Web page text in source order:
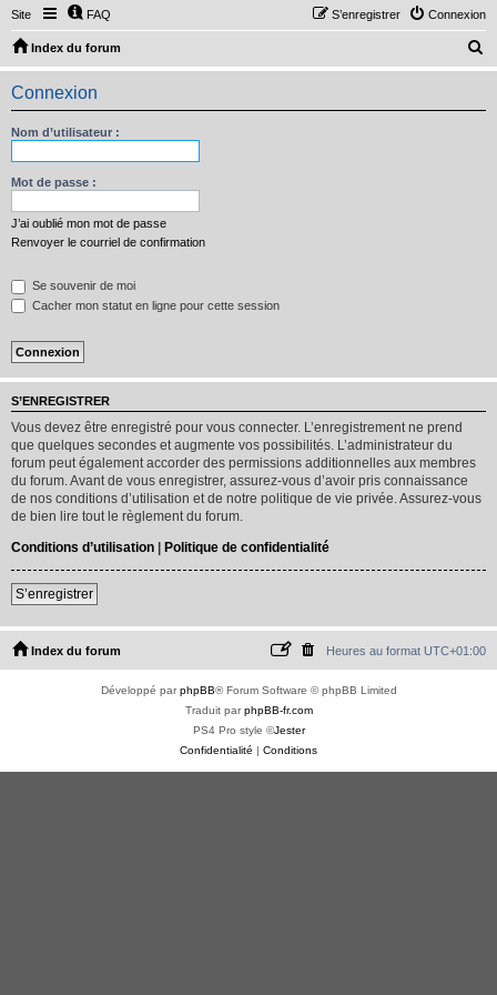
Site FAQ Connexion
S’enregistrer
Index du forum
e
Connexion
Nom d’utilisateur :
Mot de passe :
J’ai oublié mon mot de passe
Renvoyer le courriel de confirmation
Se souvenir de moi
Cacher mon statut en ligne pour cette session
S’ENREGISTRER
Vous devez être enregistré pour vous connecter. L’enregistrement ne prend
que quelques secondes et augmente vos possibilités. L’administrateur du
forum peut également accorder des permissions additionnelles aux membres
du forum. Avant de vous enregistrer, assurez-vous d’avoir pris connaissance
de nos conditions d’utilisation et de notre politique de vie privée. Assurez-vous
de bien lire tout le règlement du forum.
Conditions d’utilisation | Politique de confidentialité
S’enregistrer
Index du forum Heures au format UTC+01:00
Développé parphpBB® Forum Software © phpBB Limited
Traduit parphpBB-fr.com
PS4 Pro style ©Jester
Confidentialité | Conditions